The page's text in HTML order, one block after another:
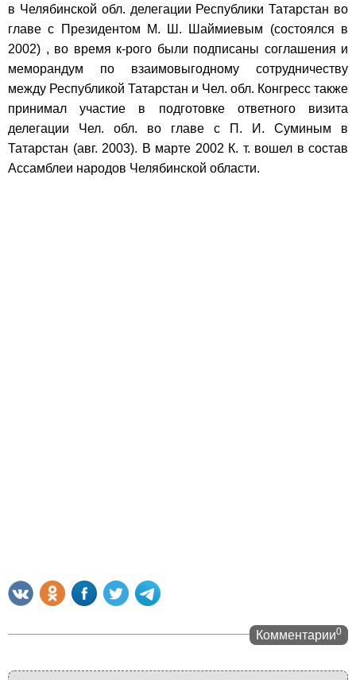
в Челябинской обл. делегации Республики Татарстан во
главе с Президентом М. Ш. Шаймиевым (состоялся в
2002) , во время к-рого были подписаны соглашения и
меморандум по взаимовыгодному сотрудничеству
между Республикой Татарстан и Чел. обл. Конгресс также
принимал участие в подготовке ответного визита
делегации Чел. обл. во главе с П. И. Суминым в
Татарстан (авг. 2003). В марте 2002 К. т. вошел в состав
Ассамблеи народов Челябинской области.
Комментарии0